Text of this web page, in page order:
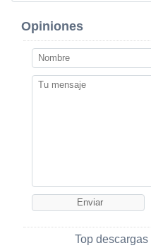
Opiniones
Top descargas